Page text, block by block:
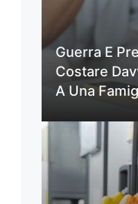
Guerra E
Costare
A Una